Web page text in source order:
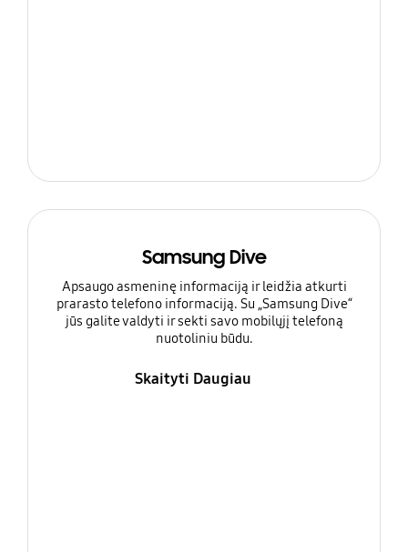
Samsung Dive
Apsaugo asmeninę informaciją ir leidžia atkurti
prarasto telefono informaciją. Su „Samsung Dive“
jūs galite valdyti ir sekti savo mobilųjį telefoną
nuotoliniu būdu.
Skaityti Daugiau